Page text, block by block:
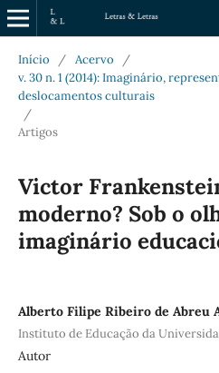
Início / Acervo
/
v. 30 n. 1 (2014): Imaginário,
deslocamentos culturais
/
Artigos
Victor
moderno? Sob o
imaginário
Alberto Filipe Ribeiro de Abreu
Instituto de Educação da
Autor